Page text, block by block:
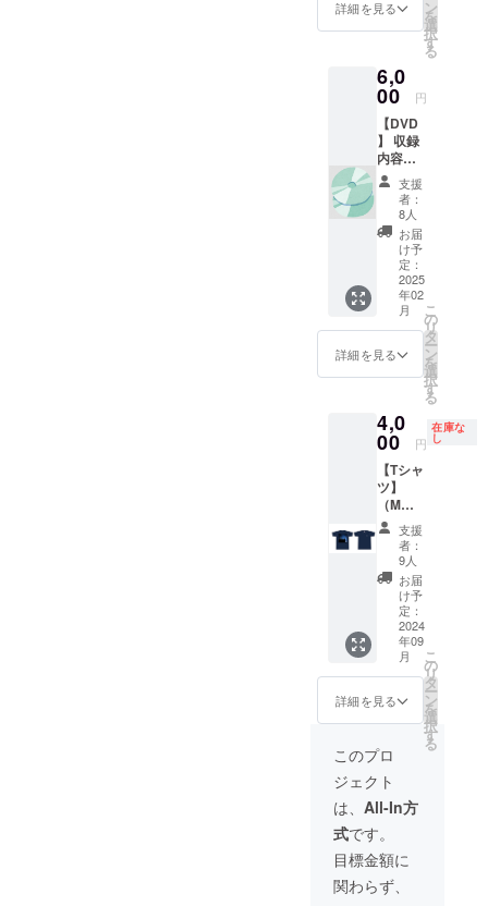
カイブ
配信に
また記
載はお
名前の
みで
す。 ・
支援
時、必
ず備考
欄に
「記載
を希望
される
お名
前」ま
たは
を希望
しな
ご記入
くださ
い。
2024年
8月31日
場
13:00
開演
14:00
場所：
熊本大
学工学
部百周
年記念
館 支援
者様の
交通費
や滞在
費：支
援者様
費や滞
在費は
くださ
い。 支
援者様
との連
絡方
法：詳
細は
メール
で連絡
しま
す。 こ
のリ
ターン
には
【お礼
付属し
ます。
ライブ
終演後
にメー
ルにて
送付い
たしま
す。 エ
ンディ
ング動
エンド
載して
もよろ
しい方
はエン
ドロー
ルに載
せる名
前を、
記載し
ないで
ほしい
方はそ
の旨
を、備
考欄に
くださ
い。 注
ディン
グ動画
はライ
ブ本編
に含み
ますの
でアー
カイブ
配信に
も残り
ます。
また記
載はお
名前の
みで
支援
時、必
欄に
「記載
を希望
される
お名
前」ま
たは
「記載
を希望
ます。
略して
います
が、チ
ケット
には配
信が観
られる
URLと
QRコー
ドが印
刷され
ていま
す。こ
のURL
【アー
カイブ
でメー
ル送付
される
リンク
と同様
のもの
です。
部員が
こだ
わって
作成し
たデザ
インの
チケッ
トを、
来られ
ないお
も、形
に残る
思い出
にして
きたい
という
思いか
ら生ま
限り、
同じも
加でご
用意す
ること
ができ
まし
た！ 色
は１色
展開の
みとな
りま
す。画
像はイ
メージ
のた
め、若
干色味
が異な
が、ご
了承く
ださ
い。 サ
イズ展
開と枚
数は以
下の通
りで
す。 ・
Lサイズ
/ 4枚 こ
のリ
ターン
には
【お礼
状】が
ます。T
シャツ
時に同
梱して
お届け
いたし
ます。
エン
ディン
詳細を見る ン
を
選
択
す
る
6,0
00 円
【DVD
】 収録
内容
(1disc)
・
8/31(日)
サマー
ライブ
公演映
像 ・
8/31(日)
サマー
ライブ
メイキ
ング映
像(予定)
は2024
年2月ご
ろとな
りま
す。 部
員(学生)
が作成
するた
めお時
間を要
します
がご了
承くだ
さい。
このリ
ターン
には
付属し
ます。
DVDの
発送時
に同梱
してお
届けい
たしま
す。 エ
支援
者：
8人
お届
け予
定：
2025
年02
月
詳細を見る
こ
の
リ
タ
ー
ン
を
選
択
す
る
4,0
00 円
在庫な
し
【Tシャ
ツ】
（Mサ
イズ/L
サイ
ズ） 色
は１色
展開の
みとな
りま
す。画
像はイ
メージ
のた
め、若
干色味
が異な
る場合
も ござ
います
が、ご
了承く
ださ
い。 サ
イズ展
支援
者：
9人
お届
け予
定：
2024
年09
月
詳細を見る
こ
の
リ
タ
ー
ン
を
選
択
す
る
このプロ
ジェクト
は、 All-In方
式です。
目標金額に
関わらず、